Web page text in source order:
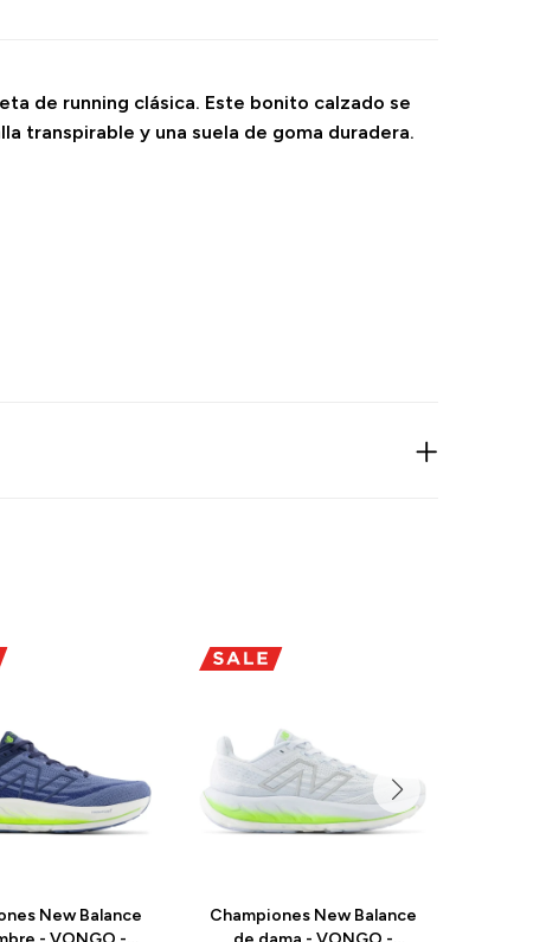
de running clásica. Este bonito calzado se
transpirable y una suela de goma duradera.
New Balance
Championes New Balance